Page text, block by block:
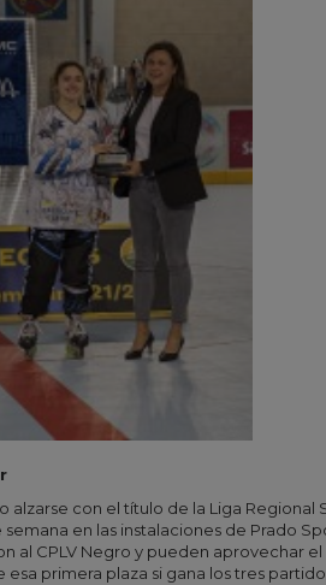
alzarse con el título de la Liga
en las instalaciones de Prado
al CPLV Negro y pueden aprovechar
esa primera plaza si gana los tres